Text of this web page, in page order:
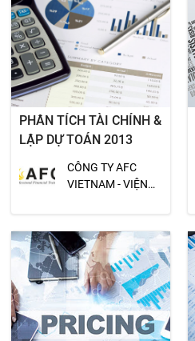
PHÂN TÍCH TÀI CHÍNH &
LẬP DỰ TOÁN 2013
CÔNG TY AFC
VIETNAM - VIỆN